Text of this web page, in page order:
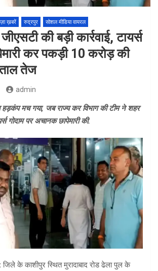
ख़बरें रुद्रपुर सोशल मीडिया वायरल
की बड़ी कार्रवाई, टायर्स
कर पकड़ी 10 करोड़ की
तेज
admin
मच गया, जब राज्य कर विभाग की टीम ने शहर
गोदाम पर अचानक छापेमारी की.
जिले के काशीपुर स्थित मुरादाबाद रोड ढेला पुल के